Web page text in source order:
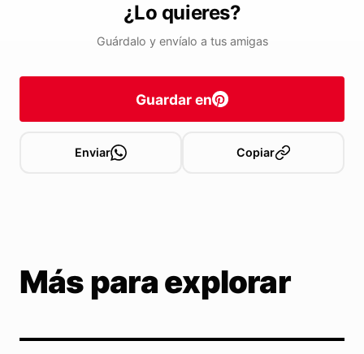
¿Lo quieres?
Guárdalo y envíalo a tus amigas
Guardar en
Enviar Copiar
Más para explorar